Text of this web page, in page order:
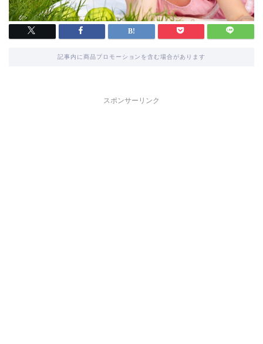
記事内に商品プロモーションを含む場合があります
スポンサーリンク